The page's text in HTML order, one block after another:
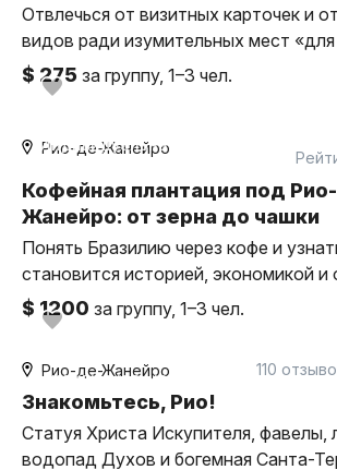
Отвлечься от визитных карточек и
видов ради изумительных мест
$ 275 за группу, 1–3 чел.
индивидуальная
Рио-де-Жанейро
Кофейная плантация под
Жанейро: от зерна до чашки
Понять Бразилию через кофе и
становится историей, экономикой
$ 1200 за группу, 1–3 чел.
индивидуальная
Рио-де-Жанейро 110
Знакомьтесь, Рио!
Статуя Христа Искупителя, фавелы,
водопад Духов и богемная Санта-